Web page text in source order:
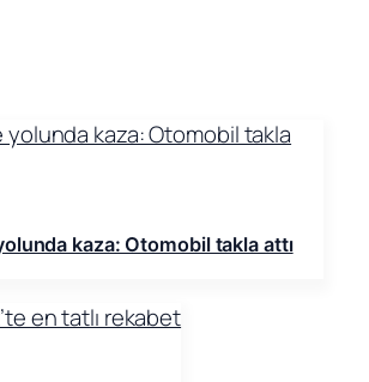
kaza: Otomobil takla attı